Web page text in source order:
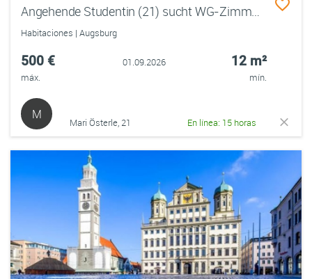
Angehende Studentin (21) sucht WG-Zimmer bis 500€ warm
Habitaciones | Augsburg
500 €
máx.
01.09.2026 12 m²
mín.
M
Mari Österle, 21 En línea: 15 horas